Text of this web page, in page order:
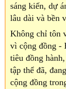
sáng kiến, dự
lâu dài và bền
Không chỉ tôn
vì cộng đồng -
tiêu đồng
tập thể đã,
cộng đồng